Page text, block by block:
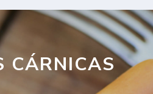
CÁRNICAS